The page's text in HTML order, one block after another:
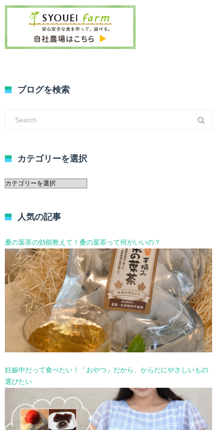
ブログを検索
カテゴリーを選択
カ
ー
選
択
人気の記事
桑の葉茶の効能教えて！桑の葉茶って何がいいの？
妊娠中だって食べたい！「おやつ」だから、からだにやさしいもの
選びたい